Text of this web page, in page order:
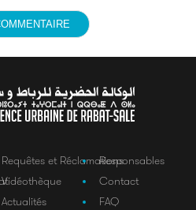
Requêtes et Réclamations
Vidéothèque
Actualités
Responsables
Contact
FAQ